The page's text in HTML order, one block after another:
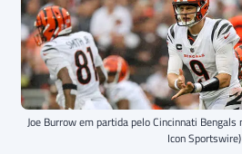
Joe Burrow em partida pelo Cincinnati
Icon Sportswire)